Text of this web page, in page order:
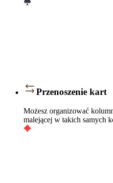
Przenoszenie kart
Możesz organizować
malejącej w takich samych